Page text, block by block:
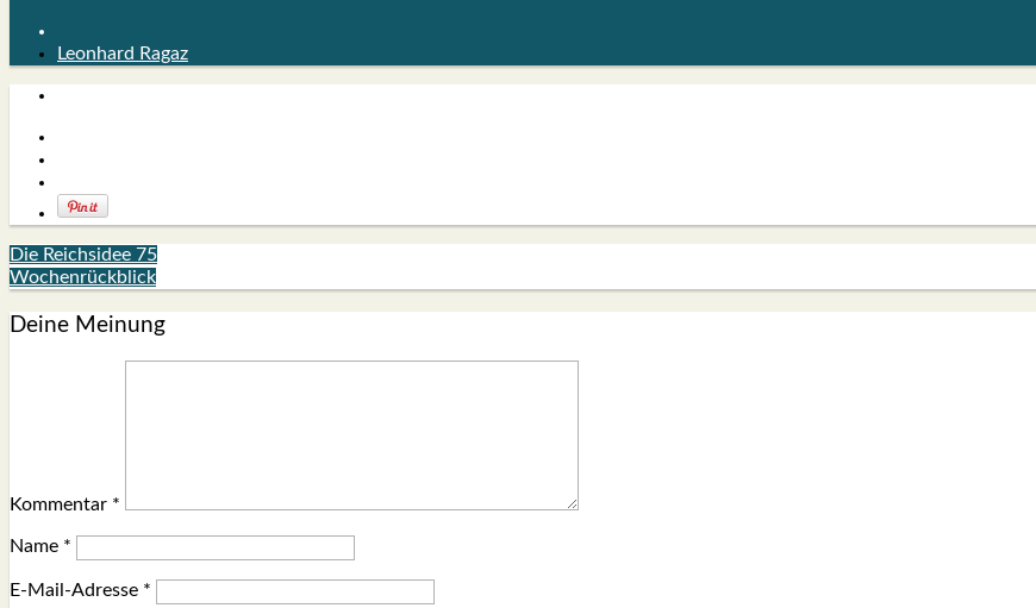
Leonhard Ragaz
Die Reichsidee 75
Wochenrückblick
Deine Meinung
Kommentar *
Name *
E-Mail-Adresse *